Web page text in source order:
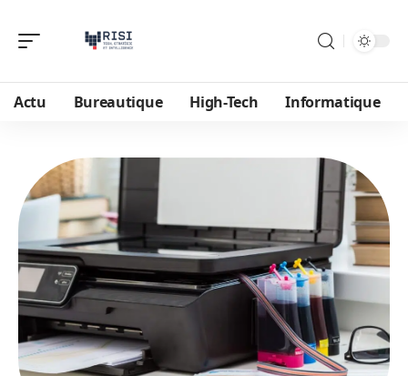
Actu Bureautique High-Tech Informatique